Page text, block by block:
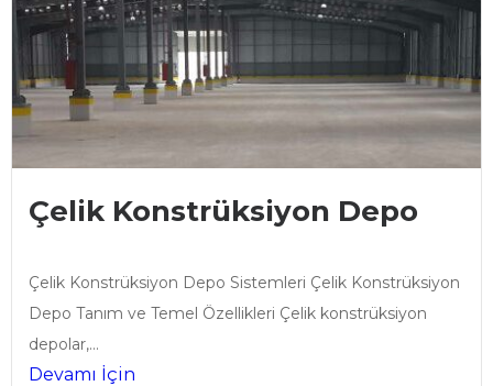
Çelik Konstrüksiyon Depo
Çelik Konstrüksiyon Depo Sistemleri Çelik Konstrüksiyon
Depo Tanım ve Temel Özellikleri Çelik konstrüksiyon
depolar,...
Devamı İçin